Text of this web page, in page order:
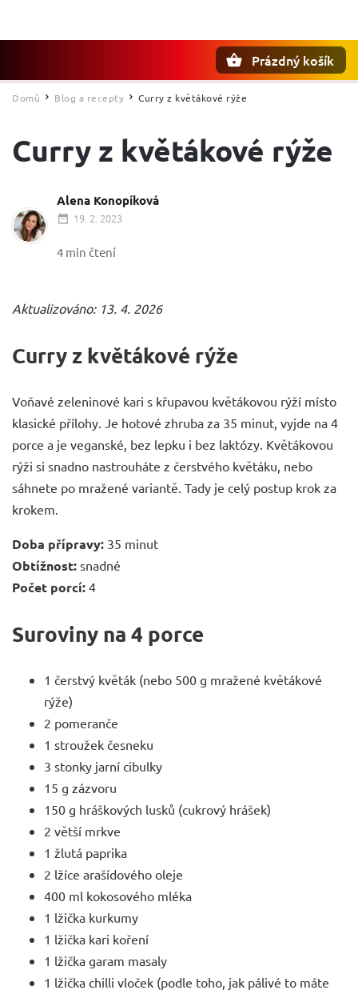
Prázdný košík
Domů / Blog a recepty / Curry z květákové rýže
Curry z květákové rýže
Alena Konopíková
19. 2. 2023
4 min čtení
Aktualizováno: 13. 4. 2026
Curry z květákové rýže
Voňavé zeleninové kari s křupavou květákovou rýží místo
klasické přílohy. Je hotové zhruba za 35 minut, vyjde na 4
porce a je veganské, bez lepku i bez laktózy. Květákovou
rýži si snadno nastrouháte z čerstvého květáku, nebo
sáhnete po mražené variantě. Tady je celý postup krok za
krokem.
Doba přípravy: 35 minut
Obtížnost: snadné
Počet porcí: 4
Suroviny na 4 porce
1 čerstvý květák (nebo 500 g mražené květákové
rýže)
2 pomeranče
1 stroužek česneku
3 stonky jarní cibulky
15 g zázvoru
150 g hráškových lusků (cukrový hrášek)
2 větší mrkve
1 žlutá paprika
2 lžíce arašídového oleje
400 ml kokosového mléka
1 lžička kurkumy
1 lžička kari koření
1 lžička garam masaly
1 lžička chilli vloček (podle toho, jak pálivé to máte